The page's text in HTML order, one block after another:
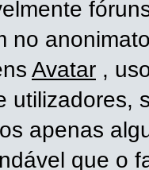
no
Avatar ,
utilizadores,
apenas
que o